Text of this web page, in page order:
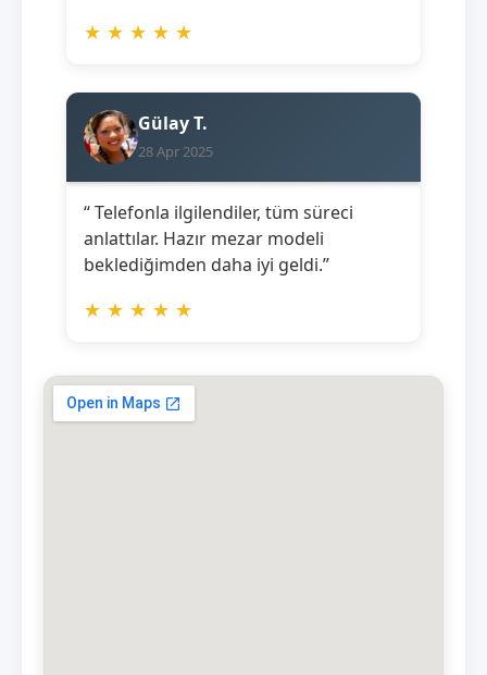
★ ★ ★ ★ ★
Gülay T.
28 Apr 2025
“ Telefonla ilgilendiler, tüm süreci
anlattılar. Hazır mezar modeli
beklediğimden daha iyi geldi.”
★ ★ ★ ★ ★